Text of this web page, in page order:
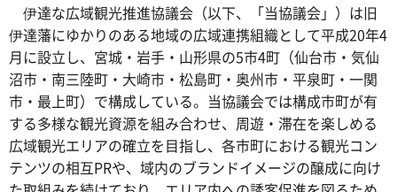
伊達な広域観光推進協議会（以下、「当協議会」）は旧
伊達藩にゆかりのある地域の広域連携組織として平成20年4
月に設立し、宮城・岩手・山形県の5市4町（仙台市・気仙
沼市・南三陸町・大崎市・松島町・奥州市・平泉町・一関
市・最上町）で構成している。当協議会では構成市町が有
する多様な観光資源を組み合わせ、周遊・滞在を楽しめる
広域観光エリアの確立を目指し、各市町における観光コン
テンツの相互PRや、域内のブランドイメージの醸成に向け